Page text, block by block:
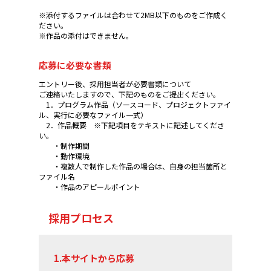
※添付するファイルは合わせて2MB以下のものをご作成く
ださい。
※作品の添付はできません。
応募に必要な書類
エントリー後、採用担当者が必要書類について
ご連絡いたしますので、下記のものをご提出ください。
1．プログラム作品（ソースコード、プロジェクトファイ
ル、実行に必要なファイル一式）
2．作品概要 ※下記項目をテキストに記述してくださ
い。
・制作期間
・動作環境
・複数人で制作した作品の場合は、自身の担当箇所と
ファイル名
・作品のアピールポイント
採用プロセス
1.本サイトから応募